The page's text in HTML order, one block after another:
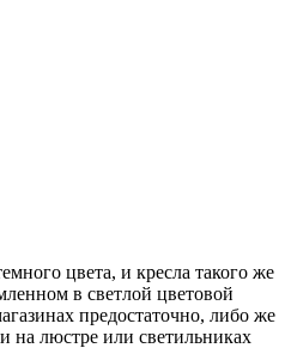
цвета, и кресла такого же
в светлой цветовой
предостаточно, либо же
на люстре или светильниках